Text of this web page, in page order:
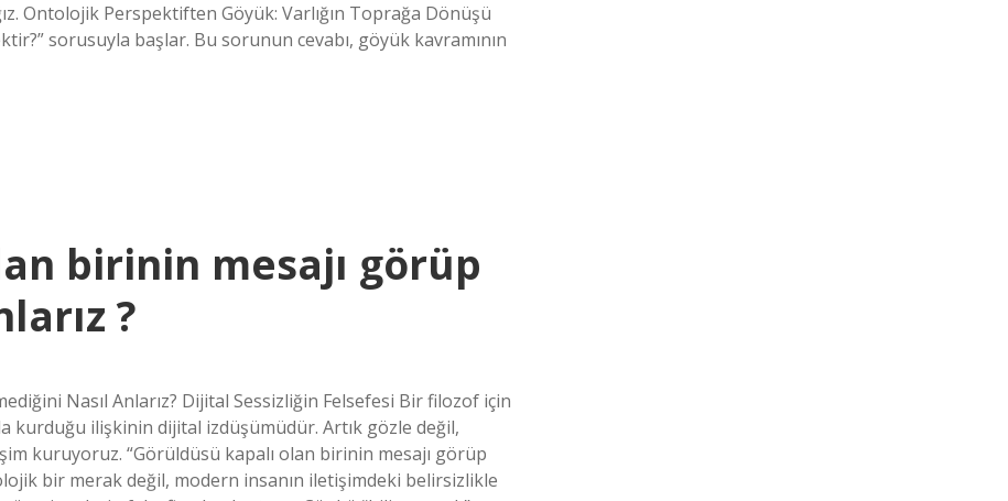
Ontolojik Perspektiften Göyük: Varlığın Toprağa Dönüşü
sorusuyla başlar. Bu sorunun cevabı, göyük kavramının
birinin mesajı görüp
?
Nasıl Anlarız? Dijital Sessizliğin Felsefesi Bir filozof için
kurduğu ilişkinin dijital izdüşümüdür. Artık gözle değil,
kuruyoruz. “Görüldüsü kapalı olan birinin mesajı görüp
bir merak değil, modern insanın iletişimdeki belirsizlikle